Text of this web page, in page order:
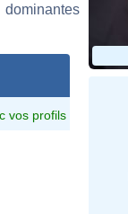
vos profils